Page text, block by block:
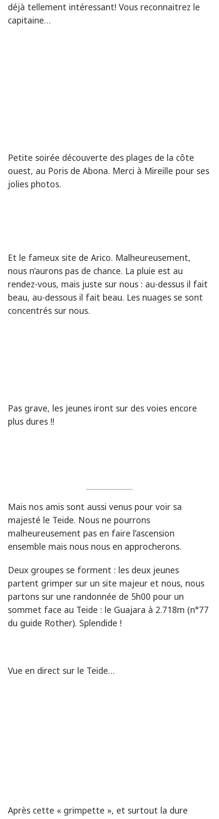
déjà tellement intéressant! Vous reconnaitrez le
capitaine…
Petite soirée découverte des plages de la côte
ouest, au Poris de Abona. Merci à Mireille pour ses
jolies photos.
Et le fameux site de Arico. Malheureusement,
nous n’aurons pas de chance. La pluie est au
rendez-vous, mais juste sur nous : au-dessus il fait
beau, au-dessous il fait beau. Les nuages se sont
concentrés sur nous.
Pas grave, les jeunes iront sur des voies encore
plus dures !!
Mais nos amis sont aussi venus pour voir sa
majesté le Teide. Nous ne pourrons
malheureusement pas en faire l’ascension
ensemble mais nous nous en approcherons.
Deux groupes se forment : les deux jeunes
partent grimper sur un site majeur et nous, nous
partons sur une randonnée de 5h00 pour un
sommet face au Teide : le Guajara à 2.718m (n°77
du guide Rother). Splendide !
Vue en direct sur le Teide…
Après cette « grimpette », et surtout la dure